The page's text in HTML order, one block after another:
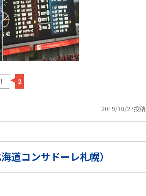
2
2019/10/27投稿
道コンサドーレ札幌）